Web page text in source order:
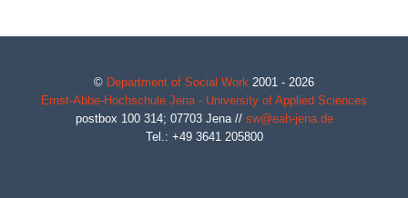
© Department of Social Work 2001 - 2026
Ernst-Abbe-Hochschule Jena - University of Applied Sciences
postbox 100 314; 07703 Jena// sw@eah-jena.de
Tel.: +49 3641 205800